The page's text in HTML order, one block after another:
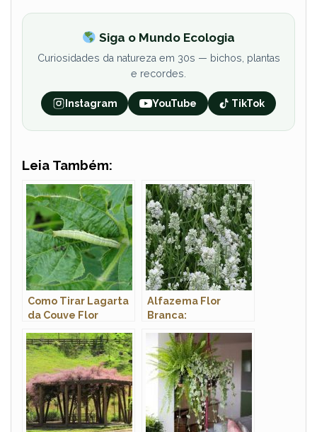
Siga o Mundo Ecologia
Curiosidades da natureza em 30s — bichos, plantas
e recordes.
Instagram YouTube TikTok
Leia Também:
Como Tirar Lagarta
da Couve Flor
Alfazema Flor
Branca:
Nome Cientifico e
Fotos